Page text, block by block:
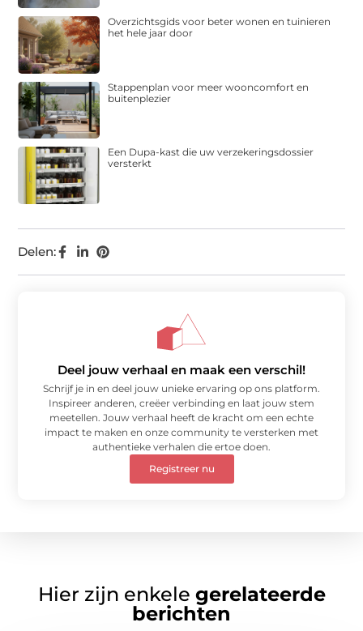
Delen:
Overzichtsgids voor beter wonen en tuinieren
het hele jaar door
Stappenplan voor meer wooncomfort en
buitenplezier
Een Dupa-kast die uw verzekeringsdossier
versterkt
Deel jouw verhaal en maak een verschil!
Schrijf je in en deel jouw unieke ervaring op ons platform.
Inspireer anderen, creëer verbinding en laat jouw stem
meetellen. Jouw verhaal heeft de kracht om een echte
impact te maken en onze community te versterken met
authentieke verhalen die ertoe doen.
Registreer nu
Hier zijn enkele gerelateerde
berichten